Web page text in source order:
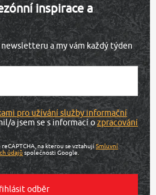
inspirace a
a my vám každý týden
pro užívání služby informační
a jsem se s informací ozpracování
na kterou se vztahujíSmluvní
údajů společnosti Google.